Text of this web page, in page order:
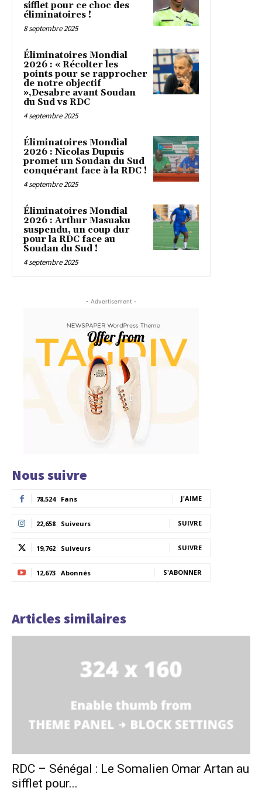
sifflet pour ce choc des
éliminatoires !
8 septembre 2025
Éliminatoires Mondial
2026 : « Récolter les
points pour se rapprocher
de notre objectif
»,Desabre avant Soudan
du Sud vs RDC
4 septembre 2025
Éliminatoires Mondial
2026 : Nicolas Dupuis
promet un Soudan du Sud
conquérant face à la RDC !
4 septembre 2025
Éliminatoires Mondial
2026 : Arthur Masuaku
suspendu, un coup dur
pour la RDC face au
Soudan du Sud !
4 septembre 2025
- Advertisement -
Nous suivre
78,524 Fans J'AIME
22,658 Suiveurs SUIVRE
19,762 Suiveurs SUIVRE
12,673 Abonnés S'ABONNER
Articles similaires
RDC – Sénégal : Le Somalien Omar Artan au
sifflet pour...